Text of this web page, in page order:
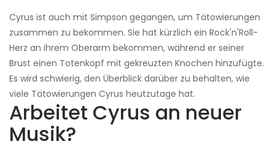
Cyrus ist auch mit Simpson gegangen, um Tätowierungen
zusammen zu bekommen. Sie hat kürzlich ein Rock'n'Roll-
Herz an ihrem Oberarm bekommen, während er seiner
Brust einen Totenkopf mit gekreuzten Knochen hinzufügte.
Es wird schwierig, den Überblick darüber zu behalten, wie
viele Tätowierungen Cyrus heutzutage hat.
Arbeitet Cyrus an neuer
Musik?